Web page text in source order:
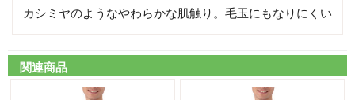
カシミヤのようなやわらかな肌触り。毛玉にもなりにくい
関連商品